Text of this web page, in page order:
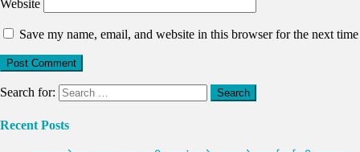
Website
Save my name, email, and website in this browser for the next
Search for:
Recent Posts